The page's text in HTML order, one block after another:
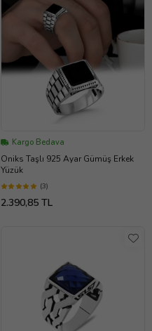
Kargo Bedava
Oniks Taşlı 925 Ayar Gümüş Erkek
Yüzük
(3)
2.390,85 TL